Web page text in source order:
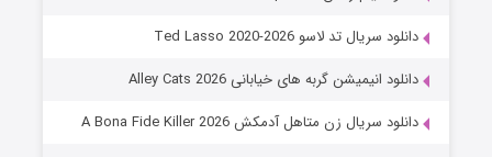
دانلود سریال تد لاسو Ted Lasso 2020-2026
دانلود انیمیشن گربه های خیابانی Alley Cats 2026
دانلود سریال زن متاهل آدمکش A Bona Fide Killer 2026